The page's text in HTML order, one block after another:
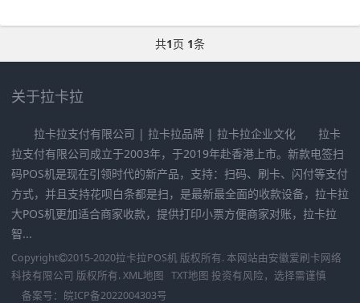
共1页 1条
关于拉卡拉
拉卡拉支付有限公司 | 拉卡拉品牌 | 拉卡拉企业文化 拉卡
拉支付有限公司成立于2003年，于2019年赴香港上市。新款电签扫
码POS机是现在引领时代的新产品，支持：扫码、刷卡、闪付等支付
方式，并且支持花呗白条都是扫，是最新最全面的收款设备，拉卡拉
大POS机更加适合商家收款，提供打印小票方便商家对账，拉卡拉
智...
Copyright 2015-2020拉卡拉POS机 版权所有. 本网站由安徽爱刷卡网络
科技有限公司 版权所有. XML地图 TXT地图 投资有风险，选择需谨慎
备案号： 皖ICP备2022004303号